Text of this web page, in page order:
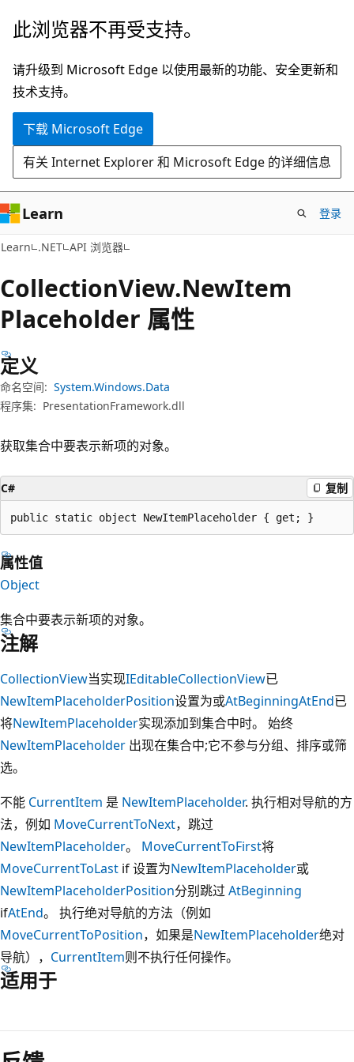
跳
主
要
内
跳
页
内
导
此浏览器不再受支持。
请升级到 Microsoft Edge 以使用最新的功能、安全更新和
技术支持。
下载 Microsoft Edge
有关 Internet Explorer 和 Microsoft Edge 的详细信息
Learn 登录
Learn .NET API 浏览器
CollectionView.NewItem
Placeholder 属性
定义
命名空间: System.Windows.Data
程序集: PresentationFramework.dll
获取集合中要表示新项的对象。
C# 复制
public static object NewItemPlaceholder { get; }
属性值
Object
集合中要表示新项的对象。
注解
CollectionView当实现IEditableCollectionView已
NewItemPlaceholderPosition设置为或AtBeginningAtEnd已
将NewItemPlaceholder实现添加到集合中时。 始终
NewItemPlaceholder 出现在集合中;它不参与分组、排序或筛
选。
不能 CurrentItem 是 NewItemPlaceholder. 执行相对导航的方
法，例如 MoveCurrentToNext，跳过
NewItemPlaceholder。 MoveCurrentToFirst将
MoveCurrentToLast if 设置为NewItemPlaceholder或
NewItemPlaceholderPosition分别跳过 AtBeginning
ifAtEnd。 执行绝对导航的方法（例如
MoveCurrentToPosition，如果是NewItemPlaceholder绝对
导航）， CurrentItem则不执行任何操作。
适用于
读